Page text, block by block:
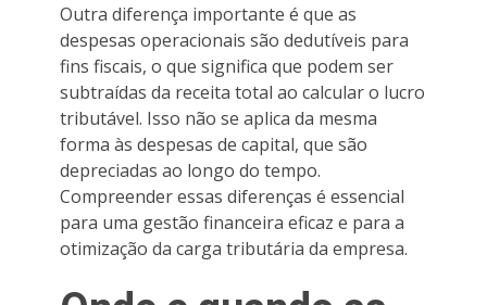
Outra diferença importante é que as
despesas operacionais são dedutíveis para
fins fiscais, o que significa que podem ser
subtraídas da receita total ao calcular o lucro
tributável. Isso não se aplica da mesma
forma às despesas de capital, que são
depreciadas ao longo do tempo.
Compreender essas diferenças é essencial
para uma gestão financeira eficaz e para a
otimização da carga tributária da empresa.